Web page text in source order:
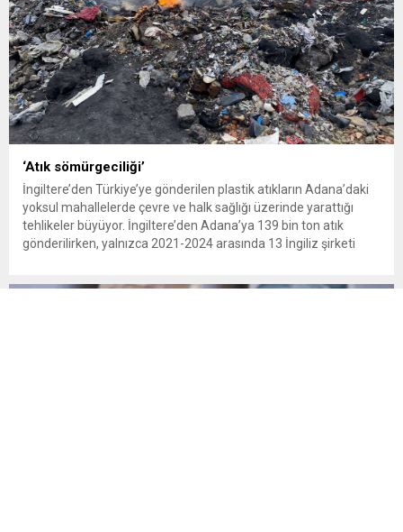
‘Atık sömürgeciliği’
İngiltere’den Türkiye’ye gönderilen plastik atıkların Adana’daki
yoksul mahallelerde çevre ve halk sağlığı üzerinde yarattığı
tehlikeler büyüyor. İngiltere’den Adana’ya 139 bin ton atık
gönderilirken, yalnızca 2021-2024 arasında 13 İngiliz şirketi